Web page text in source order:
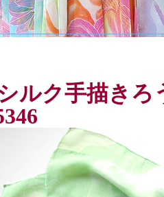
ルク手描きろ